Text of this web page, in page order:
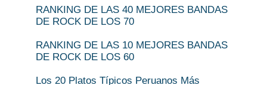
RANKING DE LAS 40 MEJORES BANDAS
DE ROCK DE LOS 70
RANKING DE LAS 10 MEJORES BANDAS
DE ROCK DE LOS 60
Los 20 Platos Típicos Peruanos Más